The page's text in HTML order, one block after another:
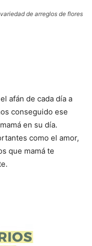
de arreglos de flores
afán de cada día a
conseguido ese
en su día.
como el amor,
que mamá te